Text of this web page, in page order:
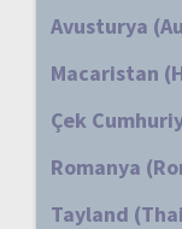
Avusturya
Macaristan
Çek
Romanya
Tayland